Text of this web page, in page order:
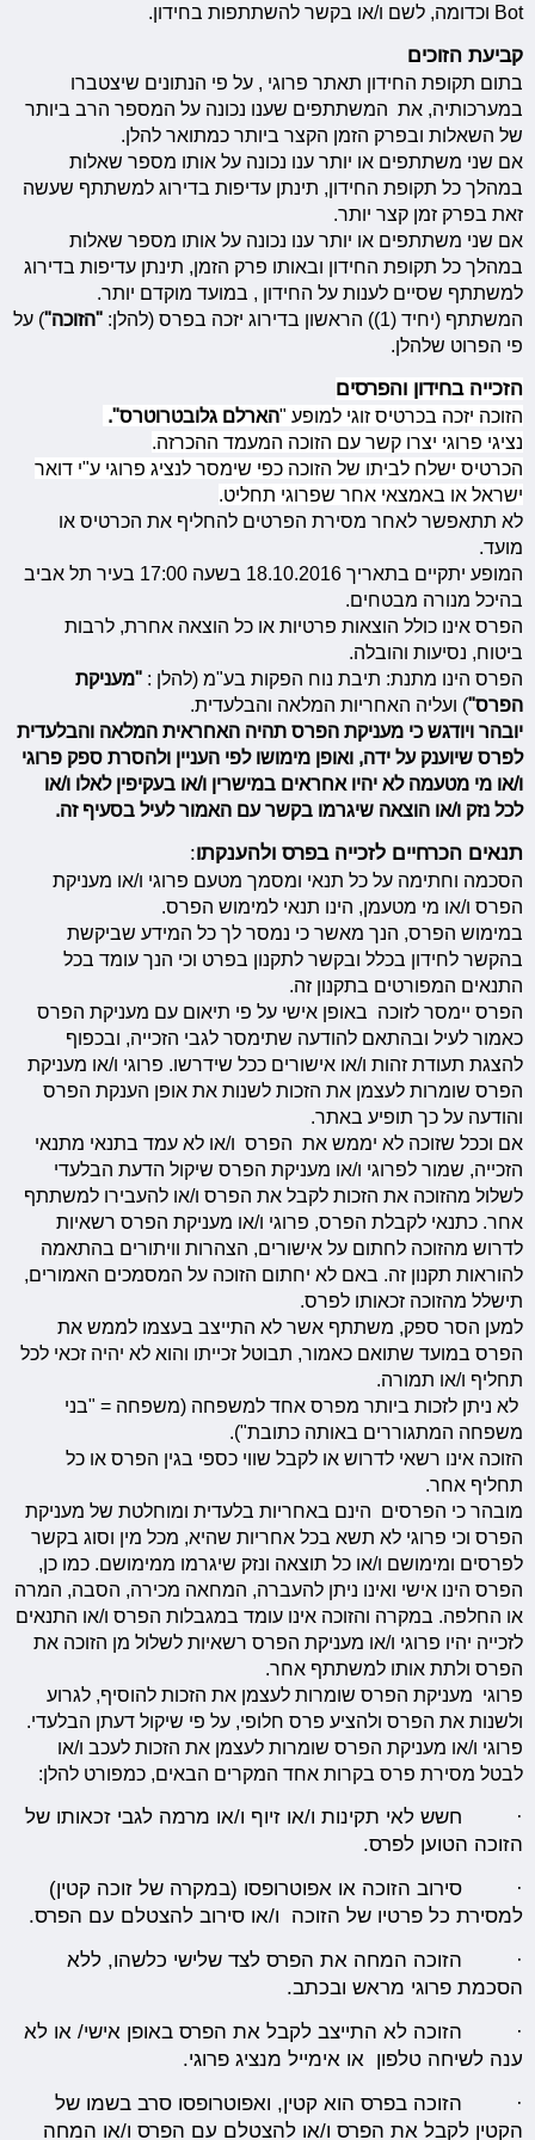
Bot וכדומה, לשם ו/או בקשר להשתתפות בחידון.
קביעת הזוכים
בתום תקופת החידון תאתר פרוגי , על פי הנתונים שיצטברו
במערכותיה, את המשתתפים שענו נכונה על המספר הרב ביותר
של השאלות ובפרק הזמן הקצר ביותר כמתואר להלן.
אם שני משתתפים או יותר ענו נכונה על אותו מספר שאלות
במהלך כל תקופת החידון, תינתן עדיפות בדירוג למשתתף שעשה
זאת בפרק זמן קצר יותר.
אם שני משתתפים או יותר ענו נכונה על אותו מספר שאלות
במהלך כל תקופת החידון ובאותו פרק הזמן, תינתן עדיפות בדירוג
למשתתף שסיים לענות על החידון , במועד מוקדם יותר.
המשתתף (יחיד (1)) הראשון בדירוג יזכה בפרס (להלן:
"הזוכה") על
פי הפרוט שלהלן.
הזכייה בחידון והפרסים
הזוכה יזכה בכרטיס זוגי למופע "הארלם גלובטרוטרס".
נציגי פרוגי יצרו קשר עם הזוכה המעמד ההכרזה.
הכרטיס ישלח לביתו של הזוכה כפי שימסר לנציג פרוגי ע"י דואר
ישראל או באמצאי אחר שפרוגי תחליט.
לא תתאפשר לאחר מסירת הפרטים להחליף את הכרטיס או
מועד.
המופע יתקיים בתאריך 18.10.2016 בשעה 17:00 בעיר תל אביב
בהיכל מנורה מבטחים.
הפרס אינו כולל הוצאות פרטיות או כל הוצאה אחרת, לרבות
ביטוח, נסיעות והובלה.
הפרס הינו מתנת: תיבת נוח הפקות בע"מ (להלן :"מעניקת
הפרס") ועליה האחריות המלאה והבלעדית.
יובהר ויודגש כי מעניקת הפרס תהיה האחראית המלאה והבלעדית
לפרס שיוענק על ידה, ואופן מימושו לפי העניין ולהסרת ספק פרוגי
ו/או מי מטעמה לא יהיו אחראים במישרין ו/או בעקיפין לאלו ו/או
לכל נזק ו/או הוצאה שיגרמו בקשר עם האמור לעיל בסעיף זה.
תנאים הכרחיים לזכייה בפרס ולהענקתו:
הסכמה וחתימה על כל תנאי ומסמך מטעם פרוגי ו/או מעניקת
הפרס ו/או מי מטעמן, הינו תנאי למימוש הפרס.
במימוש הפרס, הנך מאשר כי נמסר לך כל המידע שביקשת
בהקשר לחידון בכלל ובקשר לתקנון בפרט וכי הנך עומד בכל
התנאים המפורטים בתקנון זה.
הפרס יימסר לזוכה באופן אישי על פי תיאום עם מעניקת הפרס
כאמור לעיל ובהתאם להודעה שתימסר לגבי הזכייה, ובכפוף
להצגת תעודת זהות ו/או אישורים ככל שידרשו. פרוגי ו/או מעניקת
הפרס שומרות לעצמן את הזכות לשנות את אופן הענקת הפרס
והודעה על כך תופיע באתר.
אם וככל שזוכה לא יממש את הפרס ו/או לא עמד בתנאי מתנאי
הזכייה, שמור לפרוגי ו/או מעניקת הפרס שיקול הדעת הבלעדי
לשלול מהזוכה את הזכות לקבל את הפרס ו/או להעבירו למשתתף
אחר. כתנאי לקבלת הפרס, פרוגי ו/או מעניקת הפרס רשאיות
לדרוש מהזוכה לחתום על אישורים, הצהרות וויתורים בהתאמה
להוראות תקנון זה. באם לא יחתום הזוכה על המסמכים האמורים,
תישלל מהזוכה זכאותו לפרס.
למען הסר ספק, משתתף אשר לא התייצב בעצמו לממש את
הפרס במועד שתואם כאמור, תבוטל זכייתו והוא לא יהיה זכאי לכל
תחליף ו/או תמורה.
לא ניתן לזכות ביותר מפרס אחד למשפחה (משפחה = "בני
משפחה המתגוררים באותה כתובת").
הזוכה אינו רשאי לדרוש או לקבל שווי כספי בגין הפרס או כל
תחליף אחר.
מובהר כי הפרסים הינם באחריות בלעדית ומוחלטת של מעניקת
הפרס וכי פרוגי לא תשא בכל אחריות שהיא, מכל מין וסוג בקשר
לפרסים ומימושם ו/או כל תוצאה ונזק שיגרמו ממימושם. כמו כן,
הפרס הינו אישי ואינו ניתן להעברה, המחאה מכירה, הסבה, המרה
או החלפה. במקרה והזוכה אינו עומד במגבלות הפרס ו/או התנאים
לזכייה יהיו פרוגי ו/או מעניקת הפרס רשאיות לשלול מן הזוכה את
הפרס ולתת אותו למשתתף אחר.
פרוגי מעניקת הפרס שומרות לעצמן את הזכות להוסיף, לגרוע
ולשנות את הפרס ולהציע פרס חלופי, על פי שיקול דעתן הבלעדי.
פרוגי ו/או מעניקת הפרס שומרות לעצמן את הזכות לעכב ו/או
לבטל מסירת פרס בקרות אחד המקרים הבאים, כמפורט להלן:
· חשש לאי תקינות ו/או זיוף ו/או מרמה לגבי זכאותו של
הזוכה הטוען לפרס.
· סירוב הזוכה או אפוטרופסו (במקרה של זוכה קטין)
למסירת כל פרטיו של הזוכה ו/או סירוב להצטלם עם הפרס.
· הזוכה המחה את הפרס לצד שלישי כלשהו, ללא
הסכמת פרוגי מראש ובכתב.
· הזוכה לא התייצב לקבל את הפרס באופן אישי/ או לא
ענה לשיחה טלפון או אימייל מנציג פרוגי.
· הזוכה בפרס הוא קטין, ואפוטרופסו סרב בשמו של
הקטין לקבל את הפרס ו/או להצטלם עם הפרס ו/או המחה